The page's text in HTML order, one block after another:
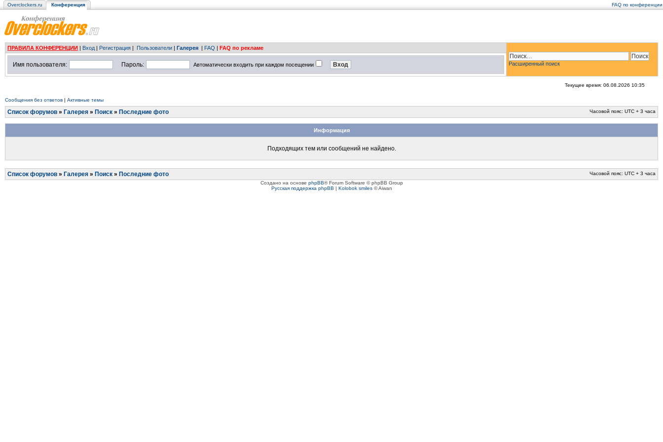
Overclockers.ru Конференция FAQ по конференции
ПРАВИЛА КОНФЕРЕНЦИИ | Вход | Регистрация | Пользователи | Галерея | FAQ | FAQ по рекламе
Расширенный поиск
Имя пользователя: Пароль: Автоматически входить при каждом посещении
Текущее время: 06.08.2026 10:35
Сообщения без ответов | Активные темы
Список форумов » Галерея » Поиск » Последние фото Часовой пояс: UTC + 3 часа
Информация
Подходящих тем или сообщений не найдено.
Список форумов » Галерея » Поиск » Последние фото
Часовой пояс: UTC + 3 часа
Создано на основе phpBB® Forum Software © phpBB Group
Русская поддержка phpBB | Kolobok smiles© Aiwan